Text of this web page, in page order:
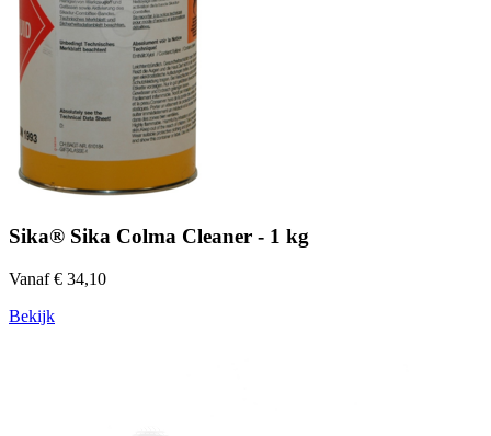
Sika® Sika Colma Cleaner - 1 kg
Vanaf € 34,10
Bekijk